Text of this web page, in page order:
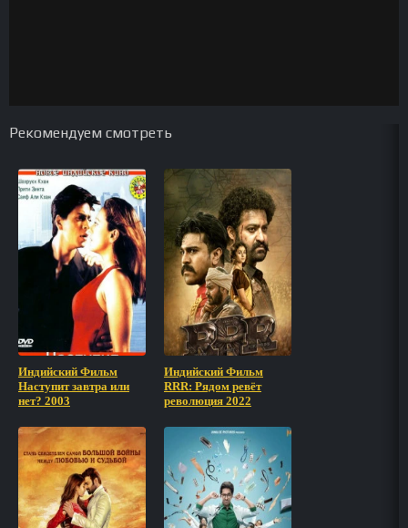
Рекомендуем смотреть
Индийский Фильм
Наступит завтра или
нет? 2003
Индийский Фильм
RRR: Рядом ревёт
революция 2022